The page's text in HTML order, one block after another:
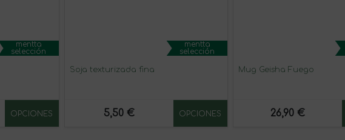
mentta
selección
OPCIONES
mentta
selección
Soja texturizada fina
5,50 € OPCIONES
Mug Geisha Fuego
26,90 €